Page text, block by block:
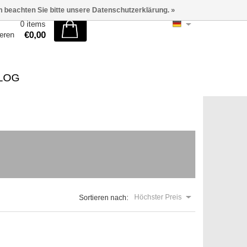
0 items
€0,00
Sortieren nach: Höchster Preis
beachten Sie bitte unsere Datenschutzerklärung. »